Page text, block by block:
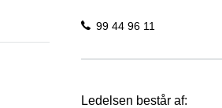
99 44 96 11
Ledelsen består af: